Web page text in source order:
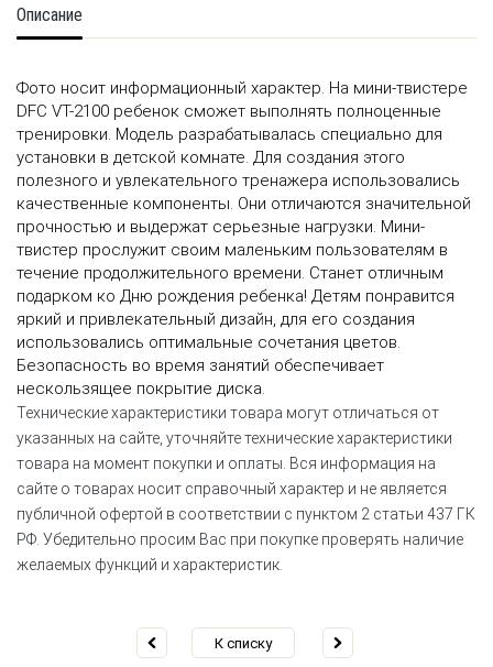
Описание
Фото носит информационный характер. На мини-твистере
DFC VT-2100 ребенок сможет выполнять полноценные
тренировки. Модель разрабатывалась специально для
установки в детской комнате. Для создания этого
полезного и увлекательного тренажера использовались
качественные компоненты. Они отличаются значительной
прочностью и выдержат серьезные нагрузки. Мини-
твистер прослужит своим маленьким пользователям в
течение продолжительного времени. Станет отличным
подарком ко Дню рождения ребенка! Детям понравится
яркий и привлекательный дизайн, для его создания
использовались оптимальные сочетания цветов.
Безопасность во время занятий обеспечивает
нескользящее покрытие диска.
Технические характеристики товара могут отличаться от
указанных на сайте, уточняйте технические характеристики
товара на момент покупки и оплаты. Вся информация на
сайте о товарах носит справочный характер и не является
публичной офертой в соответствии с пунктом 2 статьи 437 ГК
РФ. Убедительно просим Вас при покупке проверять наличие
желаемых функций и характеристик.
К списку